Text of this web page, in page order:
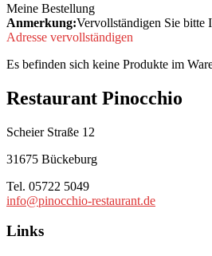
Meine Bestellung
Anmerkung:Vervollständigen Sie bitte
Adresse vervollständigen
Es befinden sich keine Produkte im
Restaurant Pinocchio
Scheier Straße 12
31675 Bückeburg
Tel. 05722 5049
info@pinocchio-restaurant.de
Links